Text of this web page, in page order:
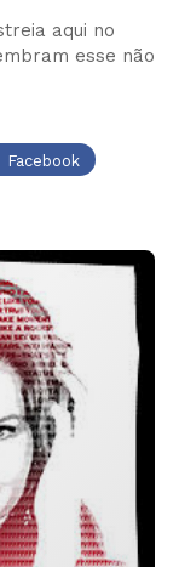
aqui no
esse não
Facebook